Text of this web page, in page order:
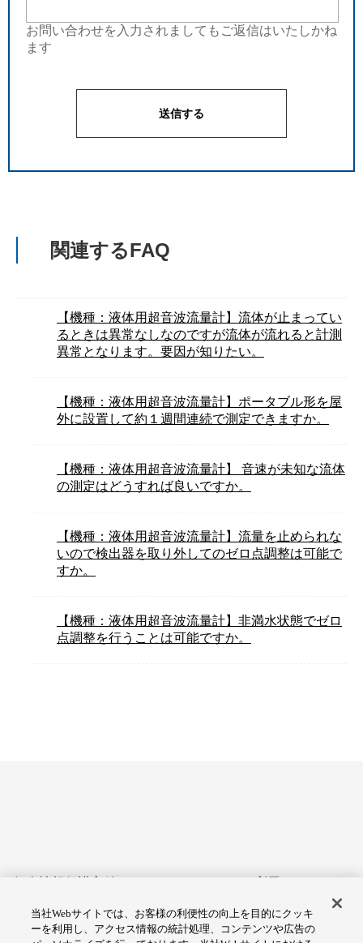
お問い合わせを入力されましてもご返信はいたしかね
ます
関連するFAQ
【機種：液体用超音波流量計】流体が止まってい
るときは異常なしなのですが流体が流れると計測
異常となります。要因が知りたい。
【機種：液体用超音波流量計】ポータブル形を屋
外に設置して約１週間連続で測定できますか。
【機種：液体用超音波流量計】 音速が未知な流体
の測定はどうすれば良いですか。
【機種：液体用超音波流量計】流量を止められな
いので検出器を取り外してのゼロ点調整は可能で
すか。
【機種：液体用超音波流量計】非満水状態でゼロ
点調整を行うことは可能ですか。
アクセシビリティへの対応
Cookie設定
当社Webサイトでは、お客様の利便性の向上を目的にクッキ
ーを利用し、アクセス情報の統計処理、コンテンツや広告の